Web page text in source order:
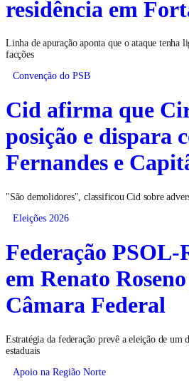
residência em
Linha de apuração aponta que o ataque tenha
facções
Convenção do PSB
Cid afirma que
posição e dispara
Fernandes e
"São demolidores", classificou Cid sobre
Eleições 2026
Federação PSOL-
em Renato
Câmara Federal
Estratégia da federação prevê a eleição de um
estaduais
Apoio na Região Norte